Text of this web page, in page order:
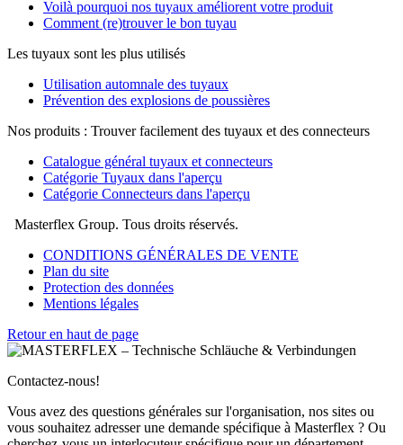
Voilà pourquoi nos tuyaux améliorent votre produit
Comment (re)trouver le bon tuyau
Les tuyaux sont les plus utilisés
Utilisation automnale des tuyaux
Prévention des explosions de poussières
Nos produits : Trouver facilement des tuyaux et des connecteurs
Catalogue général tuyaux et connecteurs
Catégorie Tuyaux dans l'aperçu
Catégorie Connecteurs dans l'aperçu
Masterflex Group. Tous droits réservés.
CONDITIONS GÉNÉRALES DE VENTE
Plan du site
Protection des données
Mentions légales
Retour en haut de page
Contactez-nous!
Vous avez des questions générales sur l'organisation, nos sites ou
vous souhaitez adresser une demande spécifique à Masterflex ? Ou